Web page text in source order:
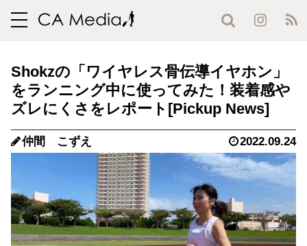
toggle
Shokzの「ワイヤレス骨伝導イヤホン」
をランニング中に使ってみた！装着感や
ズレにくさをレポート
仲間 こずえ 2022.09.24